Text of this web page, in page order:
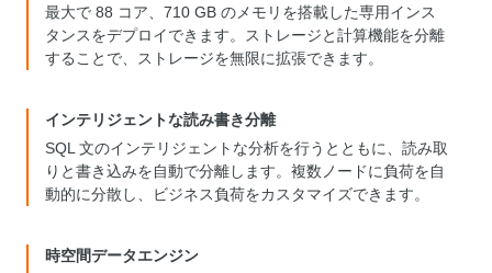
最大で 88 コア、710 GB のメモリを搭載した専用インス
タンスをデプロイできます。ストレージと計算機能を分離
することで、ストレージを無限に拡張できます。
インテリジェントな読み書き分離
SQL 文のインテリジェントな分析を行うとともに、読み取
りと書き込みを自動で分離します。複数ノードに負荷を自
動的に分散し、ビジネス負荷をカスタマイズできます。
時空間データエンジン